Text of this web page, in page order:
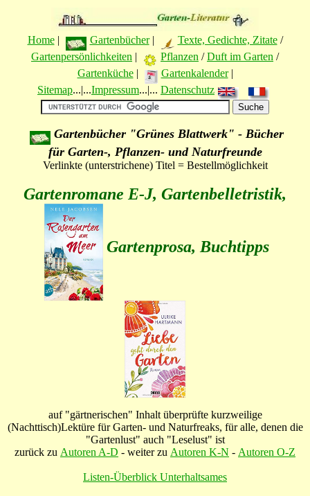
Home| Gartenbücher| Texte, Gedichte, Zitate/
Gartenpersönlichkeiten | Pflanzen /Duft im Garten /
Gartenküche| Gartenkalender|
Sitemap...|...Impressum...|... Datenschutz
Gartenbücher "Grünes Blattwerk" - Bücher
für Garten-, Pflanzen- und Naturfreunde
Verlinkte (unterstrichene) Titel = Bestellmöglichkeit
Gartenromane E-J, Gartenbelletristik,
Gartenprosa, Buchtipps
auf "gärtnerischen" Inhalt überprüfte kurzweilige
(Nachttisch)Lektüre für Garten- und Naturfreaks, für alle, denen die
"Gartenlust" auch "Leselust" ist
zurück zu Autoren A-D - weiter zu Autoren K-N - Autoren O-Z
Listen-Überblick Unterhaltsames